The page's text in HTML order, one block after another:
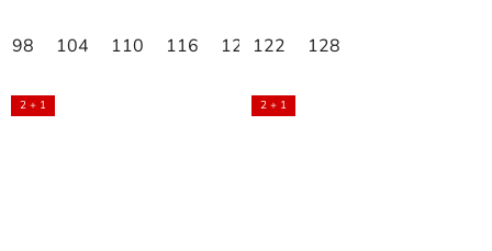
98 104 110 116 122 128
122 128
2 + 1 2 + 1